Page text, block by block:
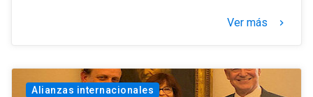
Ver más keyboard_arrow_right
Alianzas internacionales